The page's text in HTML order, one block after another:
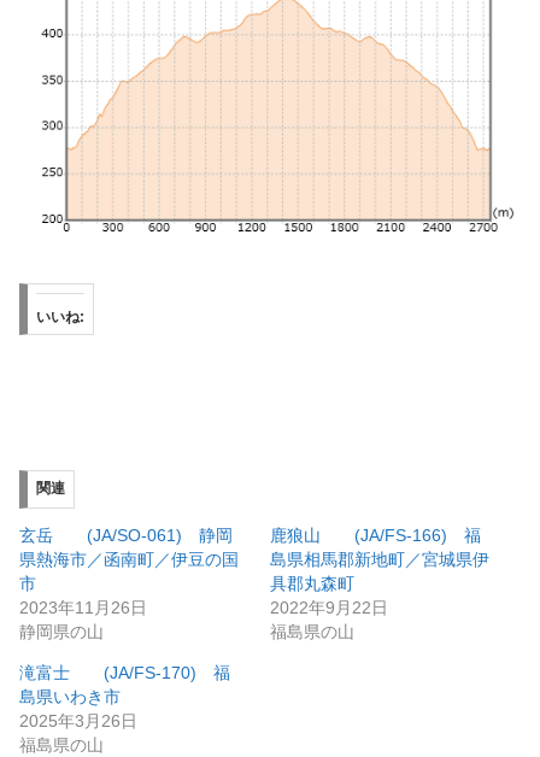
いいね:
関連
玄岳 (JA/SO-061) 静岡
県熱海市／函南町／伊豆の国
市
2023年11月26日
静岡県の山
鹿狼山 (JA/FS-166) 福
島県相馬郡新地町／宮城県伊
具郡丸森町
2022年9月22日
福島県の山
滝富士 (JA/FS-170) 福
島県いわき市
2025年3月26日
福島県の山